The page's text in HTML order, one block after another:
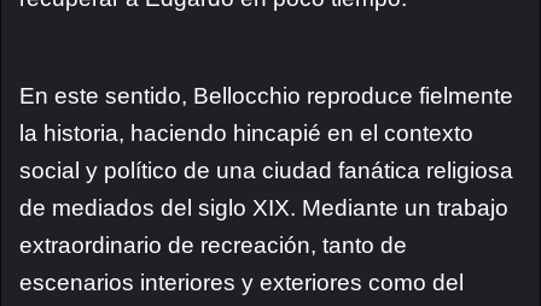
En este sentido, Bellocchio reproduce fielmente
la historia, haciendo hincapié en el contexto
social y político de una ciudad fanática religiosa
de mediados del siglo XIX. Mediante un trabajo
extraordinario de recreación, tanto de
escenarios interiores y exteriores como del